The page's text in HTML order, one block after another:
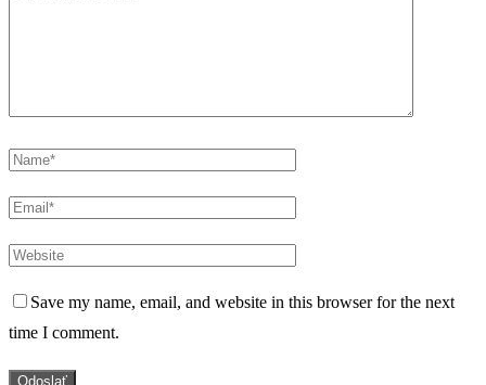
Save my name, email, and website in this browser for the next
time I comment.